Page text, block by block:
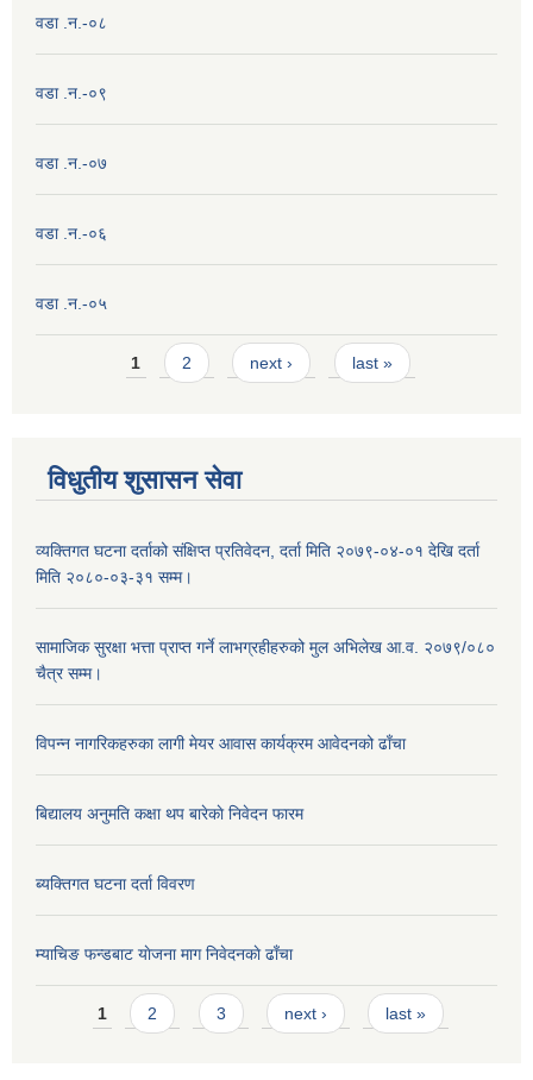
वडा .न.-०८
वडा .न.-०९
वडा .न.-०७
वडा .न.-०६
वडा .न.-०५
Pages1 2 next › last »
विधुतीय शुसासन सेवा
व्यक्तिगत घटना दर्ताको संक्षिप्त प्रतिवेदन, दर्ता मिति २०७९-०४-०१ देखि दर्ता
मिति २०८०-०३-३१ सम्म।
सामाजिक सुरक्षा भत्ता प्राप्त गर्ने लाभग्रहीहरुको मुल अभिलेख आ.व. २०७९/०८०
चैत्र सम्म।
विपन्न नागरिकहरुका लागी मेयर आवास कार्यक्रम आवेदनको ढाँचा
बिद्यालय अनुमति कक्षा थप बारेकाे निवेदन फारम
ब्यक्तिगत घटना दर्ता विवरण
म्याचिङ फन्डबाट याेजना माग निवेदनकाे ढाँचा
Pages
1 2 3 next › last »